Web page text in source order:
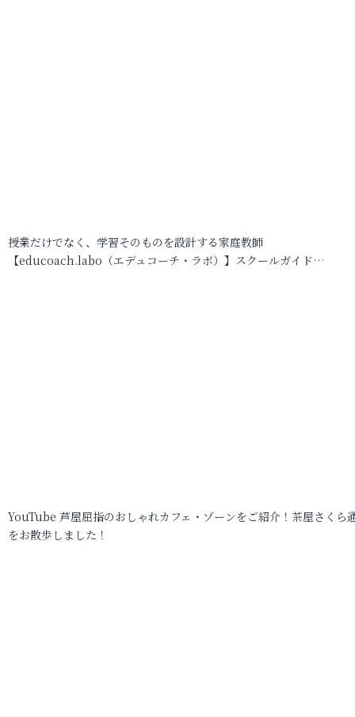
授業だけでなく、学習そのものを設計する家庭教師
【educoach.labo（エデュコーチ・ラボ）】スクールガイド…
YouTube 芦屋屈指のおしゃれカフェ・ゾーンをご紹介！茶屋さくら
をお散歩しました！